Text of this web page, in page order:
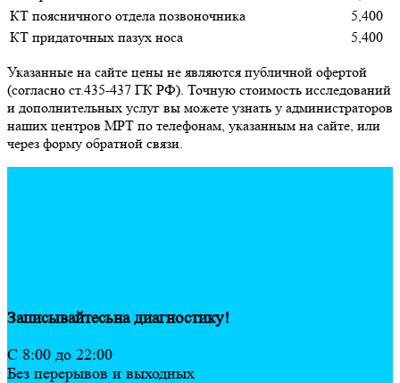
КТ поясничного отдела позвоночника
5,400
КТ придаточных пазух носа
5,400
Указанные на сайте цены не являются публичной офертой
(согласно ст.435-437 ГК РФ). Точную стоимость исследований
и дополнительных услуг вы можете узнать у администраторов
наших центров МРТ по телефонам, указанным на сайте, или
через форму обратной связи.
Записывайтесьна диагностику!
C 8:00 до 22:00
Без перерывов и выходных